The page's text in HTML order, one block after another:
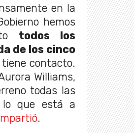
en la
hemos
todos los
de los cinco
contacto.
Williams,
todas las
lo que está a
.